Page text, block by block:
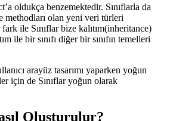
oldukça benzemektedir. Sınıflarla da
methodları olan yeni veri türleri
ile Sınıflar bize kalıtım(inheritance)
ile bir sınıfı diğer bir sınıfın temelleri
arayüz tasarımı yaparken yoğun
için de Sınıflar yoğun olarak
Oluşturulur?